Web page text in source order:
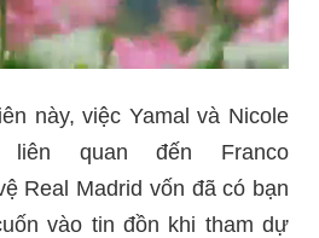
này, việc Yamal và Nicole
quan đến Franco
Real Madrid vốn đã có bạn
vào tin đồn khi tham dự